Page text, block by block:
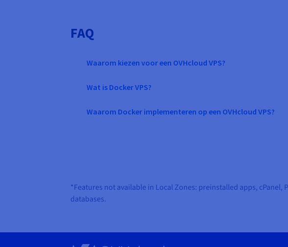
FAQ
Waarom kiezen voor een OVHcloud VPS?
Wat is Docker VPS?
Waarom Docker implementeren op een OVHcloud VPS?
*Features not available in Local Zones: preinstalled apps,
databases.